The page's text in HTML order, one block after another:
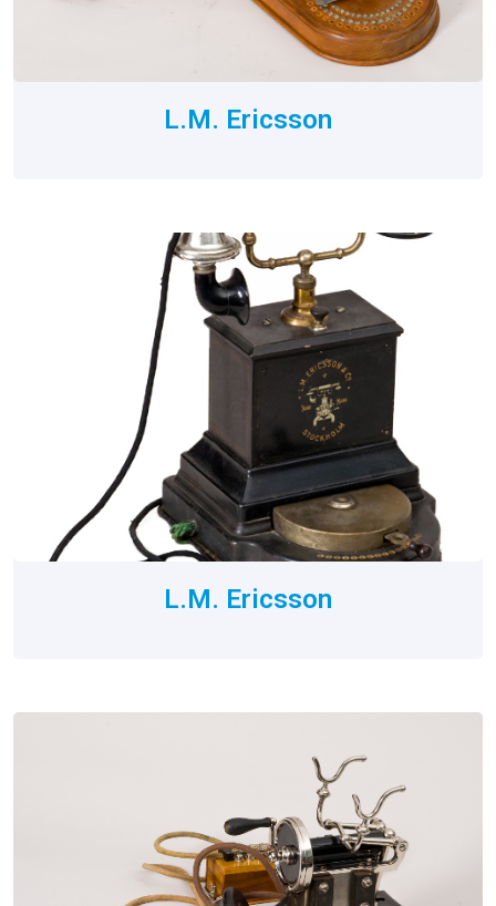
L.M. Ericsson
L.M. Ericsson